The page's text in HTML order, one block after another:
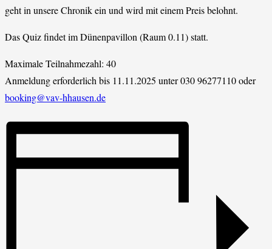
geht in unsere Chronik ein und wird mit einem Preis belohnt.
Das Quiz findet im Dünenpavillon (Raum 0.11) statt.
Maximale Teilnahmezahl: 40
Anmeldung erforderlich bis 11.11.2025 unter 030 96277110 oder
booking@vav-hhausen.de